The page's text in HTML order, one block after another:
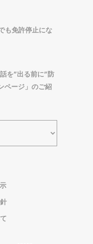
も免許停止にな
を”出る前に”防
ページ」のご紹